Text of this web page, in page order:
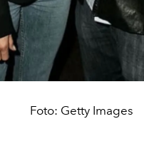
Foto: Getty Images